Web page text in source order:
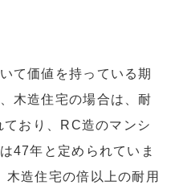
て価値を持っている期
木造住宅の場合は、耐
おり、RC造のマンシ
47年と定められていま
造住宅の倍以上の耐用